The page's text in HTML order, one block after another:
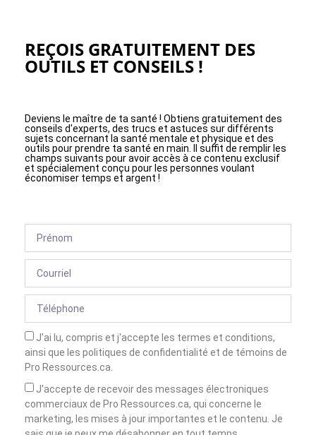
REÇOIS GRATUITEMENT DES
OUTILS ET CONSEILS !
Deviens le maître de ta santé ! Obtiens gratuitement des
conseils d'experts, des trucs et astuces sur différents
sujets concernant la santé mentale et physique et des
outils pour prendre ta santé en main. Il suffit de remplir les
champs suivants pour avoir accès à ce contenu exclusif
et spécialement conçu pour les personnes voulant
économiser temps et argent !
J'ai lu, compris et j'accepte les termes et conditions,
ainsi que les politiques de confidentialité et de témoins de
Pro Ressources.ca.
J'accepte de recevoir des messages électroniques
commerciaux de Pro Ressources.ca, qui concerne le
marketing, les mises à jour importantes et le contenu. Je